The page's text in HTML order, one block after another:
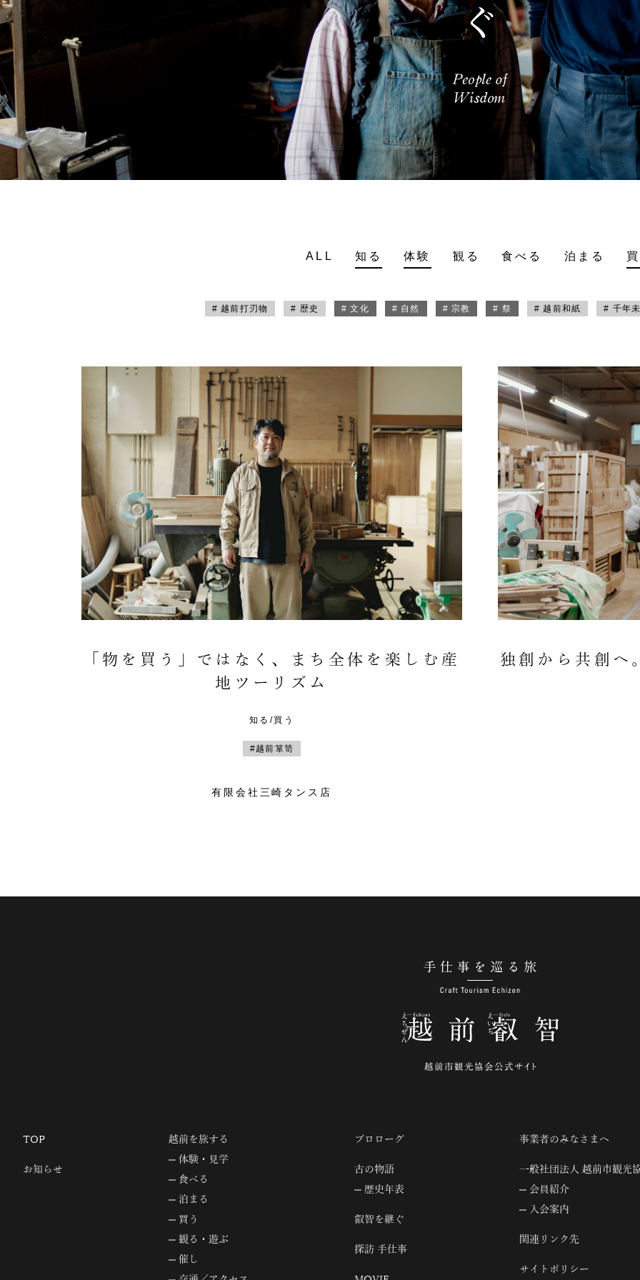
ALL 知る 体験 観る 食べる 泊まる
# 越前打刃物 # 歴史 # 文化 # 自然 # 宗教 # 祭 # 越前和紙 # 千年
「物を買う」ではなく、まち全体を楽しむ産
地ツーリズム
知る/買う
#越前箪笥
有限会社三崎タンス店
独創から共創へ
TOP
お知らせ
越前を旅する
体験・見学
食べる
泊まる
買う
観る・遊ぶ
催し
プロローグ
古の物語
歴史年表
叡智を継ぐ
探訪 手仕事
事業者のみなさまへ
一般社団法人 越前市観光
会員紹介
入会案内
関連リンク先
サイトポリシー